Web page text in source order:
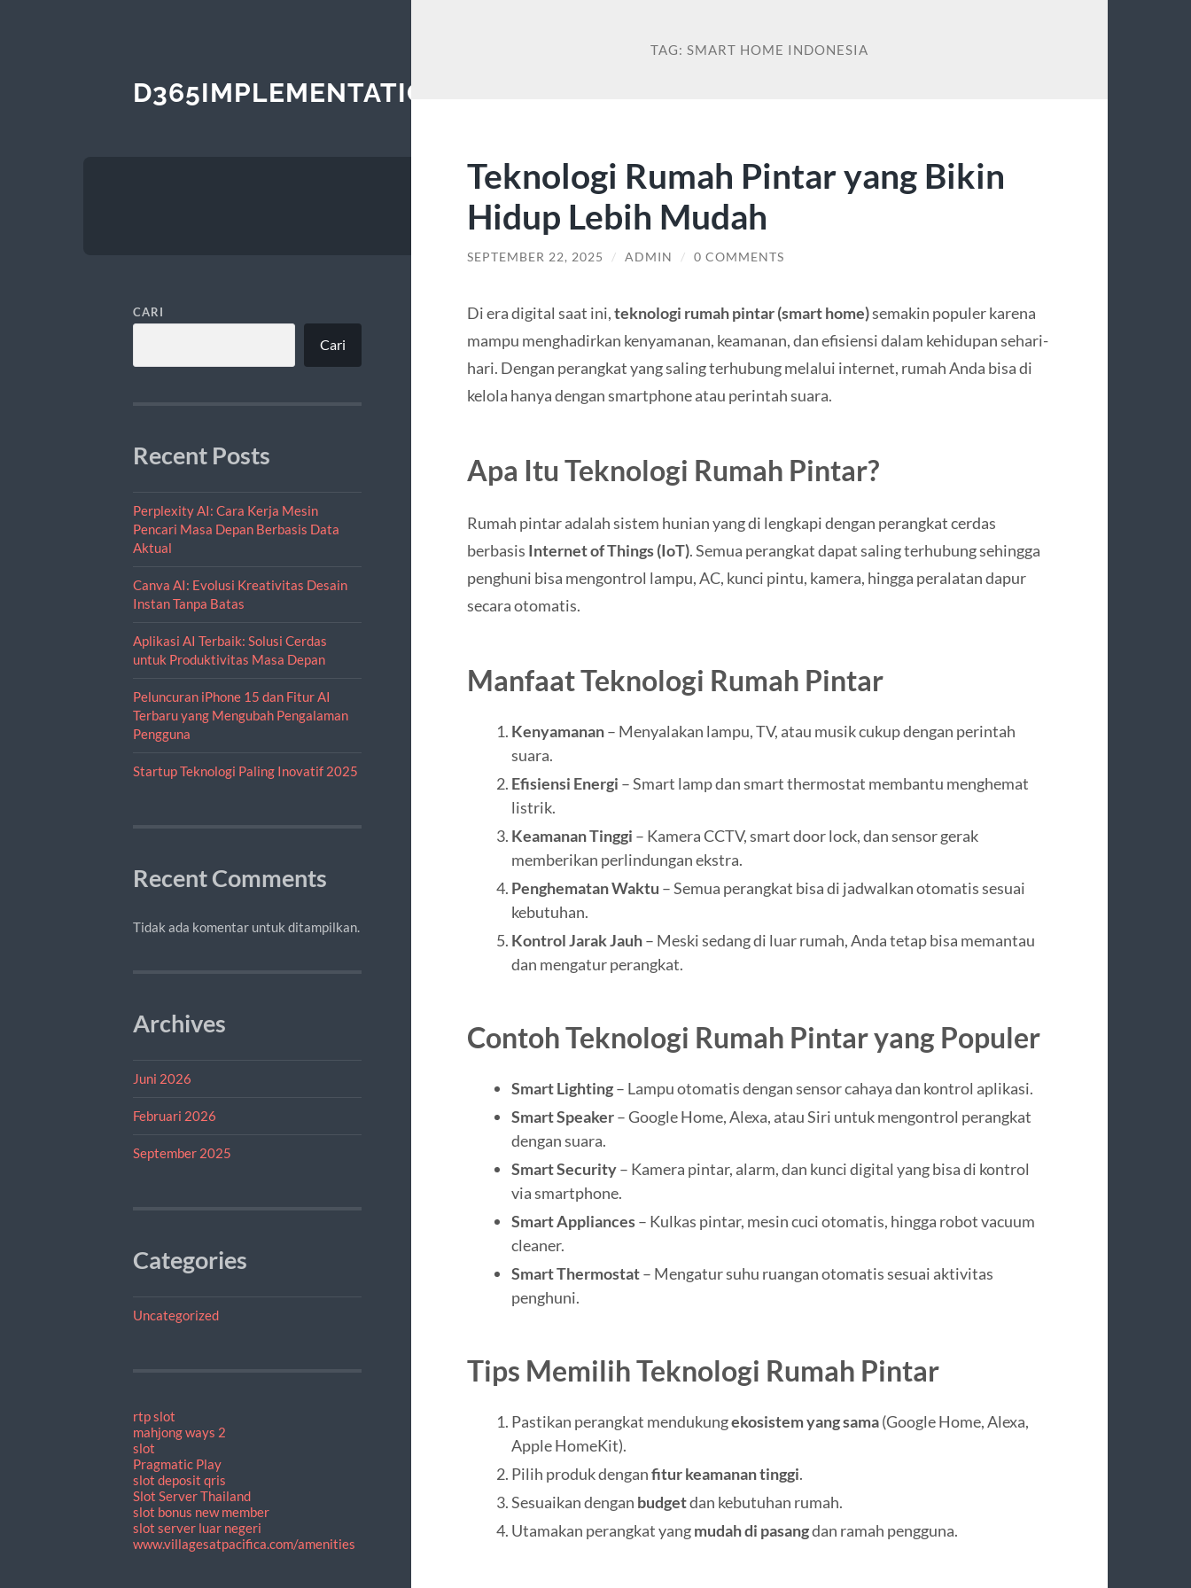
D365IMPLEMENTATIONGUIDE.COM
CARI
Cari
Recent Posts
Perplexity AI: Cara Kerja Mesin
Pencari Masa Depan Berbasis Data
Aktual
Canva AI: Evolusi Kreativitas Desain
Instan Tanpa Batas
Aplikasi AI Terbaik: Solusi Cerdas
untuk Produktivitas Masa Depan
Peluncuran iPhone 15 dan Fitur AI
Terbaru yang Mengubah Pengalaman
Pengguna
Startup Teknologi Paling Inovatif 2025
Recent Comments
Tidak ada komentar untuk ditampilkan.
Archives
Juni 2026
Februari 2026
September 2025
Categories
Uncategorized
rtp slot
mahjong ways 2
slot
Pragmatic Play
slot deposit qris
Slot Server Thailand
slot bonus new member
slot server luar negeri
www.villagesatpacifica.com/amenities
TAG: SMART HOME INDONESIA
Teknologi Rumah Pintar yang Bikin
Hidup Lebih Mudah
SEPTEMBER 22, 2025 / ADMIN / 0 COMMENTS
Di era digital saat ini,teknologi rumah pintar (smart home)semakin populer karena
mampu menghadirkan kenyamanan, keamanan, dan efisiensi dalam kehidupan sehari-
hari. Dengan perangkat yang saling terhubung melalui internet, rumah Anda bisa di
kelola hanya dengan smartphone atau perintah suara.
Apa Itu Teknologi Rumah Pintar?
Rumah pintar adalah sistem hunian yang di lengkapi dengan perangkat cerdas
berbasis Internet of Things (IoT). Semua perangkat dapat saling terhubung sehingga
penghuni bisa mengontrol lampu, AC, kunci pintu, kamera, hingga peralatan dapur
secara otomatis.
Manfaat Teknologi Rumah Pintar
Kenyamanan– Menyalakan lampu, TV, atau musik cukup dengan perintah
suara.
Efisiensi Energi – Smart lamp dan smart thermostat membantu menghemat
listrik.
Keamanan Tinggi – Kamera CCTV, smart door lock, dan sensor gerak
memberikan perlindungan ekstra.
Penghematan Waktu – Semua perangkat bisa di jadwalkan otomatis sesuai
kebutuhan.
Kontrol Jarak Jauh– Meski sedang di luar rumah, Anda tetap bisa memantau
dan mengatur perangkat.
Contoh Teknologi Rumah Pintar yang Populer
Smart Lighting– Lampu otomatis dengan sensor cahaya dan kontrol aplikasi.
Smart Speaker– Google Home, Alexa, atau Siri untuk mengontrol perangkat
dengan suara.
Smart Security– Kamera pintar, alarm, dan kunci digital yang bisa di kontrol
via smartphone.
Smart Appliances– Kulkas pintar, mesin cuci otomatis, hingga robot vacuum
cleaner.
Smart Thermostat– Mengatur suhu ruangan otomatis sesuai aktivitas
penghuni.
Tips Memilih Teknologi Rumah Pintar
Pastikan perangkat mendukungekosistem yang sama(Google Home, Alexa,
Apple HomeKit).
Pilih produk denganfitur keamanan tinggi.
Sesuaikan dengan budgetdan kebutuhan rumah.
Utamakan perangkat yangmudah di pasangdan ramah pengguna.